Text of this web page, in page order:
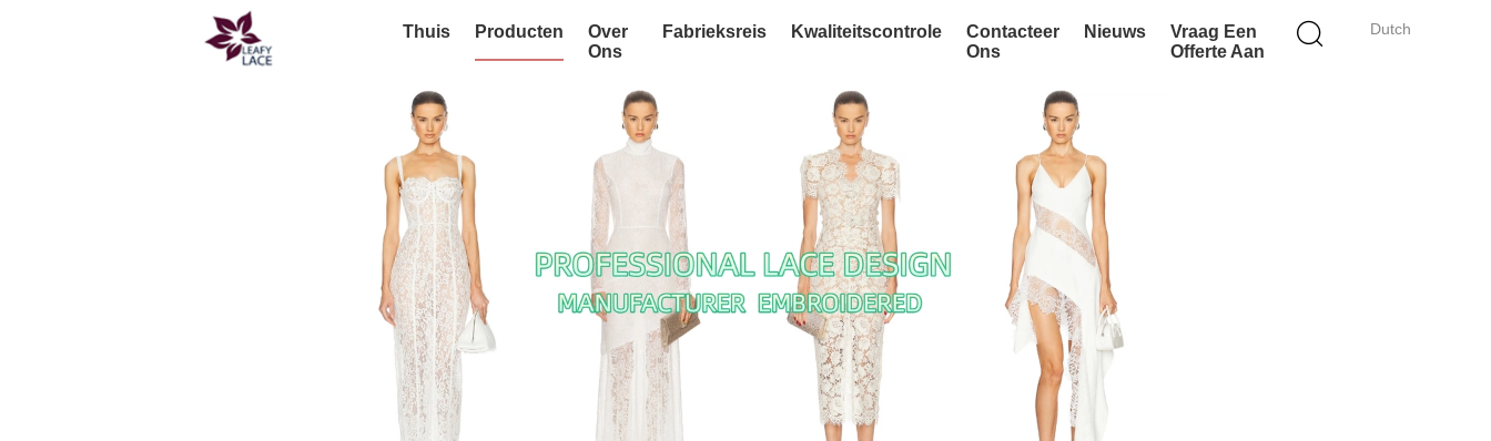
Dutch
Thuis Producten
Over
Ons
Fabrieksreis Kwaliteitscontrole
Contacteer
Ons
Nieuws
Vraag Een
Offerte Aan